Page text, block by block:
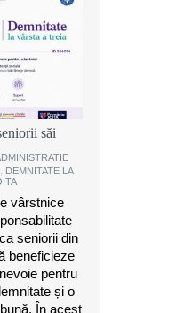
comunei
este
săi
DEMNITATE LA
vârstnice
seniorii din
beneficieze
pentru
și o
În acest